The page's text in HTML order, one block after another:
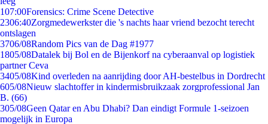
107:00Forensics: Crime Scene Detective
2306:40Zorgmedewerkster die 's nachts haar vriend bezocht terecht
ontslagen
3706/08Random Pics van de Dag #1977
1805/08Datalek bij Bol en de Bijenkorf na cyberaanval op logistiek
partner Ceva
3405/08Kind overleden na aanrijding door AH-bestelbus in Dordrecht
605/08Nieuw slachtoffer in kindermisbruikzaak zorgprofessional Jan
B. (66)
305/08Geen Qatar en Abu Dhabi? Dan eindigt Formule 1-seizoen
mogelijk in Europa